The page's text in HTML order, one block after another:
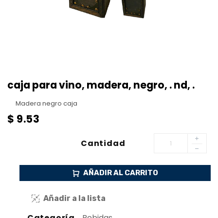
caja para vino, madera, negro, . nd, .
Madera negro caja
$ 9.53
Cantidad
AÑADIR AL CARRITO
Añadir a la lista